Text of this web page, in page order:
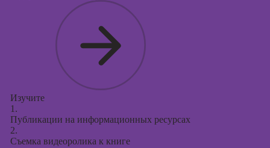
Изучите
1.
Публикации на информационных ресурсах
2.
Съемка видеоролика к книге